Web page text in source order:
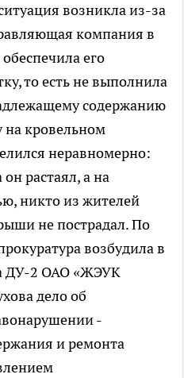
возникла из-за
компания в
его
то есть не выполнила
содержанию
кровельном
неравномерно:
растаял, а на
никто из жителей
не пострадал. По
возбудила в
ДУ-2 ОАО «ЖЭУК
дело об
-
и ремонта